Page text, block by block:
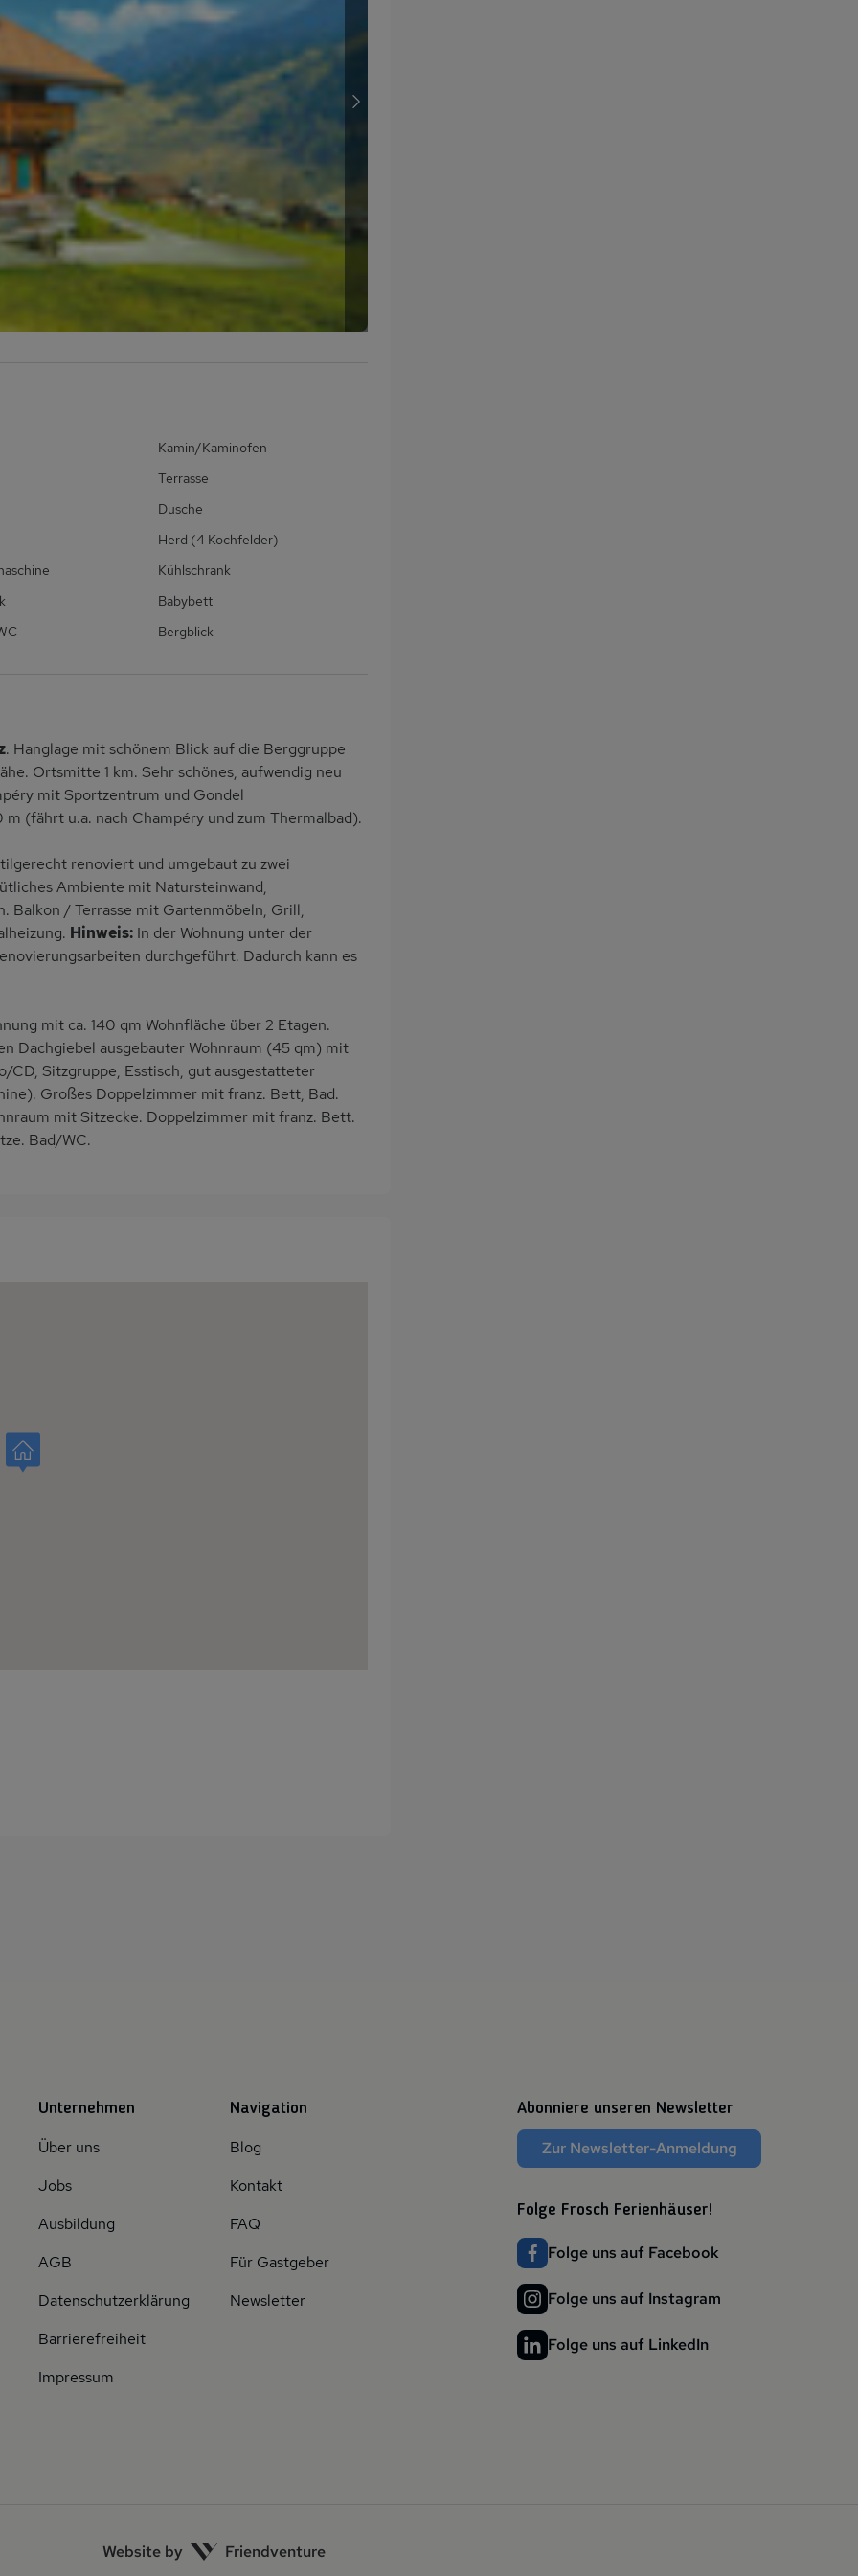
Kamin/Kaminofen
Terrasse
Dusche
Herd (4 Kochfelder)
Kühlschrank
Babybett
Bergblick
. Hanglage mit schönem Blick auf die Berggruppe
Ortsmitte 1 km. Sehr schönes, aufwendig neu
mit Sportzentrum und Gondel
(fährt u.a. nach Champéry und zum Thermalbad).
renoviert und umgebaut zu zwei
Ambiente mit Natursteinwand,
Balkon / Terrasse mit Gartenmöbeln, Grill,
Hinweis: In der Wohnung unter der
durchgeführt. Dadurch kann es
mit ca. 140 qm Wohnfläche über 2 Etagen.
Dachgiebel ausgebauter Wohnraum (45 qm) mit
CD, Sitzgruppe, Esstisch, gut ausgestatteter
Großes Doppelzimmer mit franz. Bett, Bad.
mit Sitzecke. Doppelzimmer mit franz. Bett.
Bad/WC.
Unternehmen
Über uns
Jobs
Ausbildung
AGB
Datenschutzerklärung
Barrierefreiheit
Impressum
Navigation
Blog
Kontakt
FAQ
Für Gastgeber
Newsletter
Abonniere unseren Newsletter
Zur Newsletter-Anmeldung
Folge Frosch Ferienhäuser!
Folge uns auf Facebook
Folge uns auf Instagram
Folge uns auf LinkedIn
Website by Friendventure